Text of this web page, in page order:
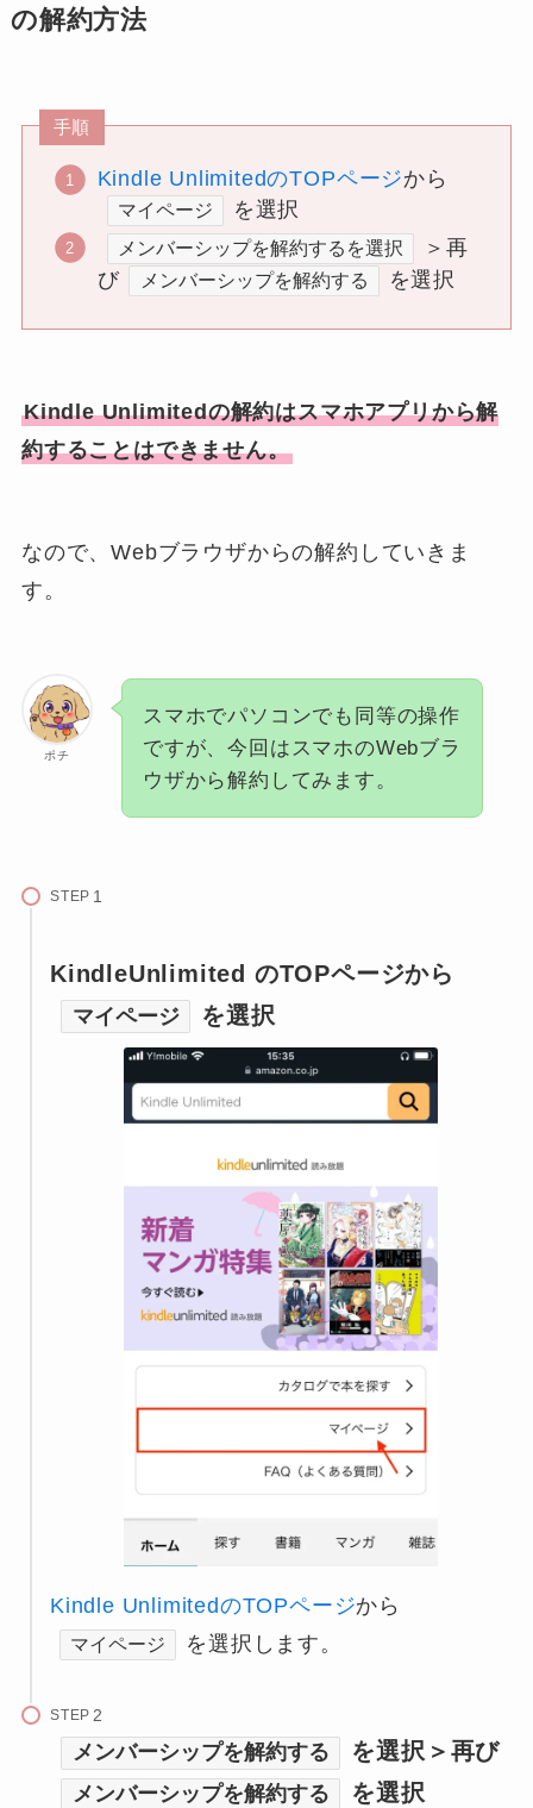
の解約方法
手順
Kindle UnlimitedのTOPページから
マイページ を選択
メンバーシップを解約するを選択
＞再
び
メンバーシップを解約する を選択
Kindle Unlimitedの解約はスマホアプリから解
約することはできません。
なので、Webブラウザからの解約していきま
す。
ポチ
スマホでパソコンでも同等の操作
ですが、今回はスマホのWebブラ
ウザから解約してみます。
STEP
KindleUnlimited のTOPページから
マイページ を選択
Kindle UnlimitedのTOPページから
マイページ を選択します。
STEP
メンバーシップを解約する を選択＞再び
メンバーシップを解約する を選択